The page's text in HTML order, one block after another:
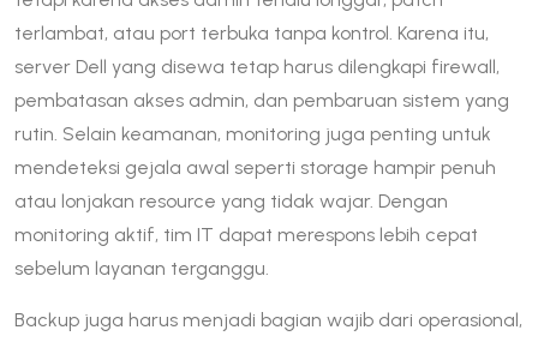
terlambat, atau port terbuka tanpa kontrol. Karena itu,
server Dell yang disewa tetap harus dilengkapi firewall,
pembatasan akses admin, dan pembaruan sistem yang
rutin. Selain keamanan, monitoring juga penting untuk
mendeteksi gejala awal seperti storage hampir penuh
atau lonjakan resource yang tidak wajar. Dengan
monitoring aktif, tim IT dapat merespons lebih cepat
sebelum layanan terganggu.
Backup juga harus menjadi bagian wajib dari operasional,